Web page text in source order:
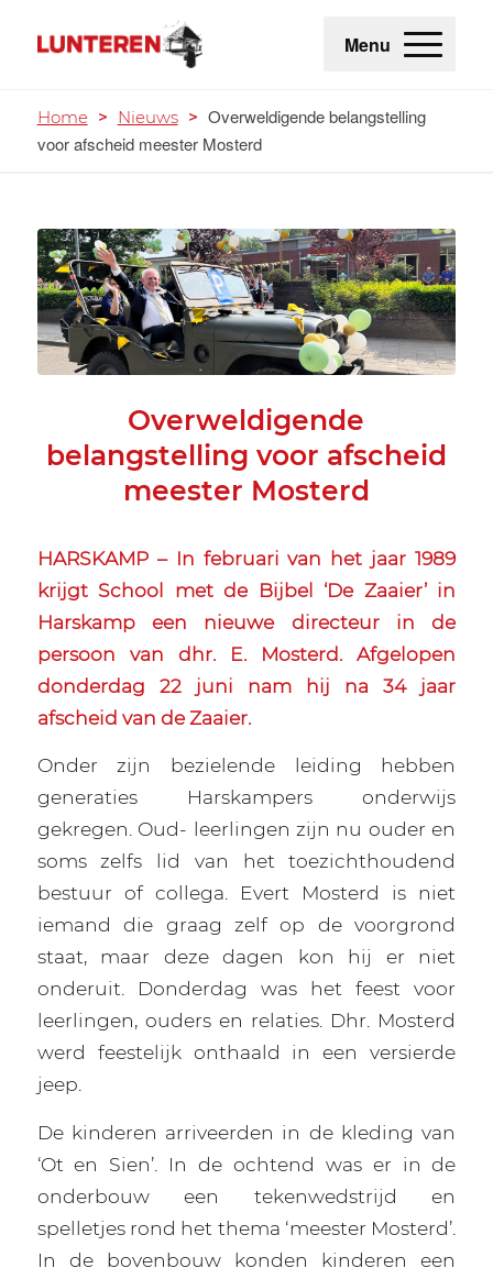
Menu
Home > Nieuws > Overweldigende belangstelling
voor afscheid meester Mosterd
Overweldigende
belangstelling voor afscheid
meester Mosterd
HARSKAMP – In februari van het jaar 1989
krijgt School met de Bijbel ‘De Zaaier’ in
Harskamp een nieuwe directeur in de
persoon van dhr. E. Mosterd. Afgelopen
donderdag 22 juni nam hij na 34 jaar
afscheid van de Zaaier.
Onder zijn bezielende leiding hebben
generaties Harskampers onderwijs
gekregen. Oud- leerlingen zijn nu ouder en
soms zelfs lid van het toezichthoudend
bestuur of collega. Evert Mosterd is niet
iemand die graag zelf op de voorgrond
staat, maar deze dagen kon hij er niet
onderuit. Donderdag was het feest voor
leerlingen, ouders en relaties. Dhr. Mosterd
werd feestelijk onthaald in een versierde
jeep.
De kinderen arriveerden in de kleding van
‘Ot en Sien’. In de ochtend was er in de
onderbouw een tekenwedstrijd en
spelletjes rond het thema ‘meester Mosterd’.
In de bovenbouw konden kinderen een